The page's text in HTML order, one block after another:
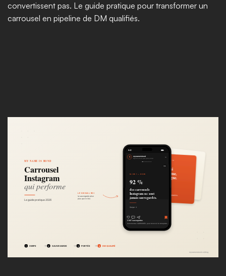
convertissent pas. Le guide pratique pour transformer un
carrousel en pipeline de DM qualifiés.